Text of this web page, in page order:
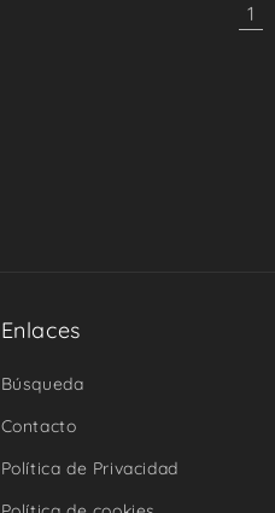
1
Enlaces
Búsqueda
Contacto
Política de Privacidad